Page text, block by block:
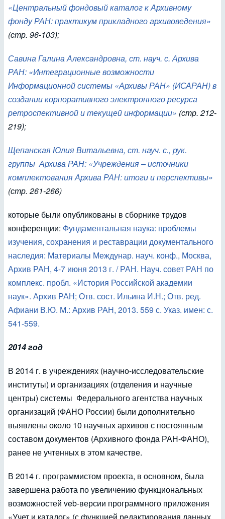
«Центральный фондовый каталог к Архивному
фонду РАН: практикум прикладного архивоведения»
(стр. 96-103);
Савина Галина Александровна, ст. науч. с. Архива
РАН: «Интеграционные возможности
Информационной системы «Архивы РАН» (ИСАРАН) в
создании корпоративного электронного ресурса
ретроспективной и текущей информации» (стр. 212-
219);
Щепанская Юлия Витальевна, ст. науч. с., рук.
группы Архива РАН: «Учреждения – источники
комплектования Архива РАН: итоги и перспективы»
(стр. 261-266)
которые были опубликованы в сборнике трудов
конференции: Фундаментальная наука: проблемы
изучения, сохранения и реставрации документального
наследия: Материалы Междунар. науч. конф., Москва,
Архив РАН, 4-7 июня 2013 г. / РАН. Науч. совет РАН по
комплекс. пробл. «История Российской академии
наук». Архив РАН; Отв. сост. Ильина И.Н.; Отв. ред.
Афиани В.Ю. М.: Архив РАН, 2013. 559 с. Указ. имен: с.
541-559.
2014 год
В 2014 г. в учреждениях (научно-исследовательские
институты) и организациях (отделения и научные
центры) системы Федерального агентства научных
организаций (ФАНО России) были дополнительно
выявлены около 10 научных архивов с постоянным
составом документов (Архивного фонда РАН-ФАНО),
ранее не учтенных в этом качестве.
В 2014 г. программистом проекта, в основном, была
завершена работа по увеличению функциональных
возможностей veb-версии программного приложения
«Учет и каталог» (с функцией редактирования данных